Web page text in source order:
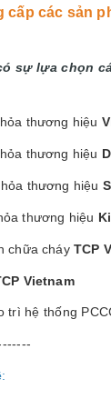
cấp các sản
sự lựa chọn
thương hiệu
thương hiệu
thương hiệu
thương hiệu
chữa cháy TCP
Vietnam
trì hệ thống
: